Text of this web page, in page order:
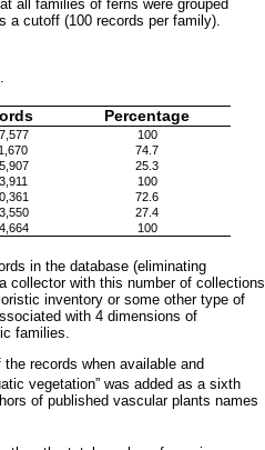
all families of ferns were grouped
a cutoff (100 records per family).
Percentage
100
74.7
25.3
100
72.6
27.4
100
in the database (eliminating
collector with this number of collections
inventory or some other type of
with 4 dimensions of
families.
records when available and
vegetation” was added as a sixth
of published vascular plants names